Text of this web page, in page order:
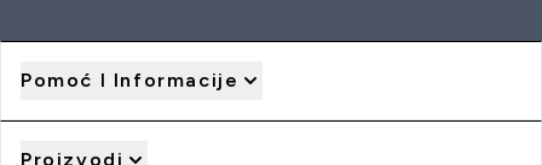
Pomoć I Informacije
Proizvodi